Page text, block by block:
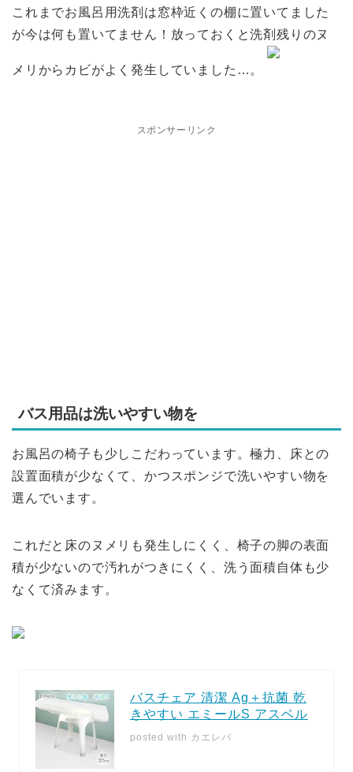
これまでお風呂用洗剤は窓枠近くの棚に置いてました
が今は何も置いてません！放っておくと洗剤残りのヌ
メリからカビがよく発生していました…。
スポンサーリンク
バス用品は洗いやすい物を
お風呂の椅子も少しこだわっています。極力、床との
設置面積が少なくて、かつスポンジで洗いやすい物を
選んでいます。
これだと床のヌメリも発生しにくく、椅子の脚の表面
積が少ないので汚れがつきにくく、洗う面積自体も少
なくて済みます。
バスチェア 清潔 Ag＋抗菌 乾
きやすい エミールS アスベル
posted with カエレバ